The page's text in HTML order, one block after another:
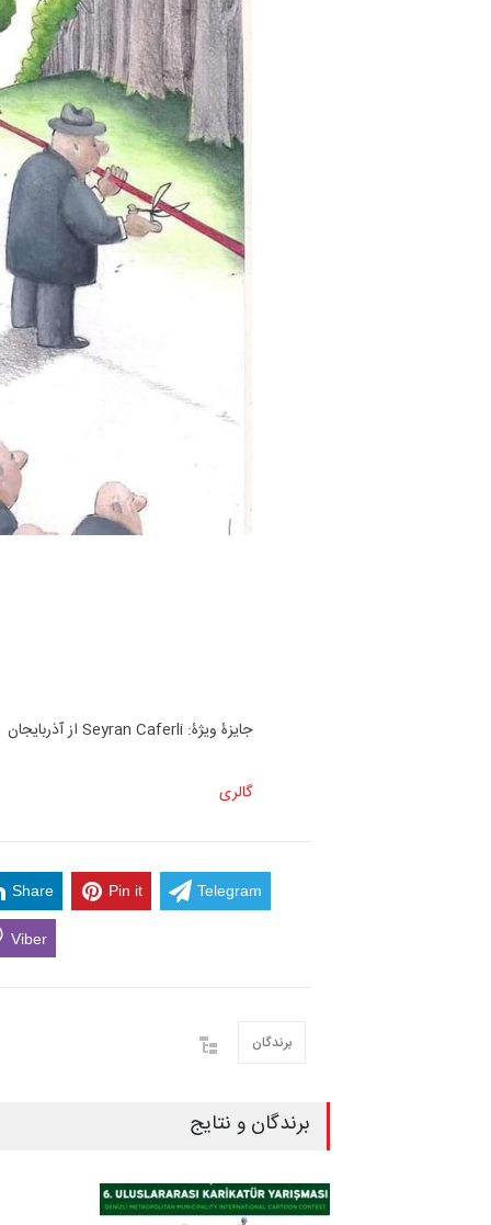
جایزۀ ویژۀ: Seyran Caferli از آذربایجان
گالری
Share Pin it Telegram
Viber
برندگان
برندگان و نتایج